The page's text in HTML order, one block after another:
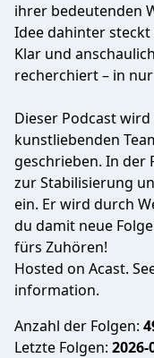
ihrer bedeutenden
Idee dahinter
Klar und
recherchiert – in
Dieser Podcast
kunstliebenden
geschrieben. In der
zur Stabilisierung
ein. Er wird durch
du damit neue
fürs Zuhören!
Hosted on Acast.
information.
Anzahl der Folgen:
Letzte Folgen: 2026-